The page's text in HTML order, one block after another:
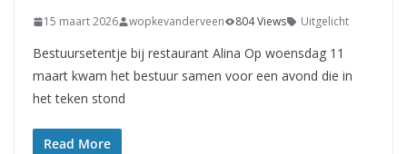
15 maart 2026 wopkevanderveen 804 Views Uitgelicht
Bestuursetentje bij restaurant Alina Op woensdag 11
maart kwam het bestuur samen voor een avond die in
het teken stond
Read More